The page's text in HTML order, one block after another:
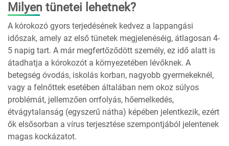
Milyen tünetei lehetnek?
A kórokozó gyors terjedésének kedvez a lappangási
időszak, amely az első tünetek megjelenéséig, átlagosan 4-
5 napig tart. A már megfertőződött személy, ez idő alatt is
átadhatja a kórokozót a környezetében lévőknek. A
betegség óvodás, iskolás korban, nagyobb gyermekeknél,
vagy a felnőttek esetében általában nem okoz súlyos
problémát, jellemzően orrfolyás, hőemelkedés,
étvágytalanság (egyszerű nátha) képében jelentkezik, ezért
ők elsősorban a vírus terjesztése szempontjából jelentenek
magas kockázatot.